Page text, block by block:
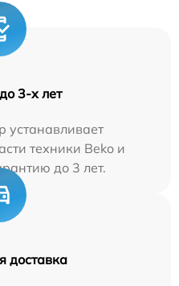
3-х лет
устанавливает
техники Beko и
до 3 лет.
доставка